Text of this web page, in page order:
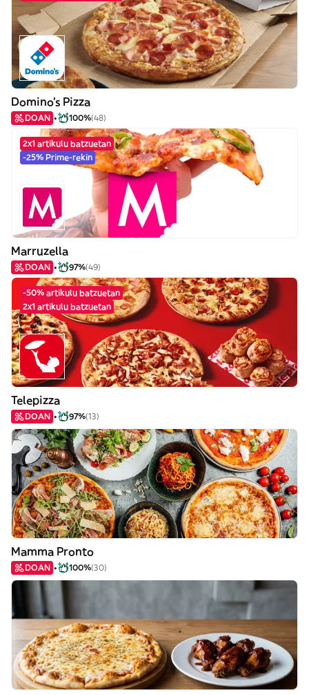
Domino's Pizza
DOAN 100%(48)
2x1 artikulu batzuetan
-25% Prime-rekin
Marruzella
DOAN 97%(49)
-50% artikulu batzuetan
2x1 artikulu batzuetan
Telepizza
DOAN 97%(13)
Mamma Pronto
DOAN 100%(30)